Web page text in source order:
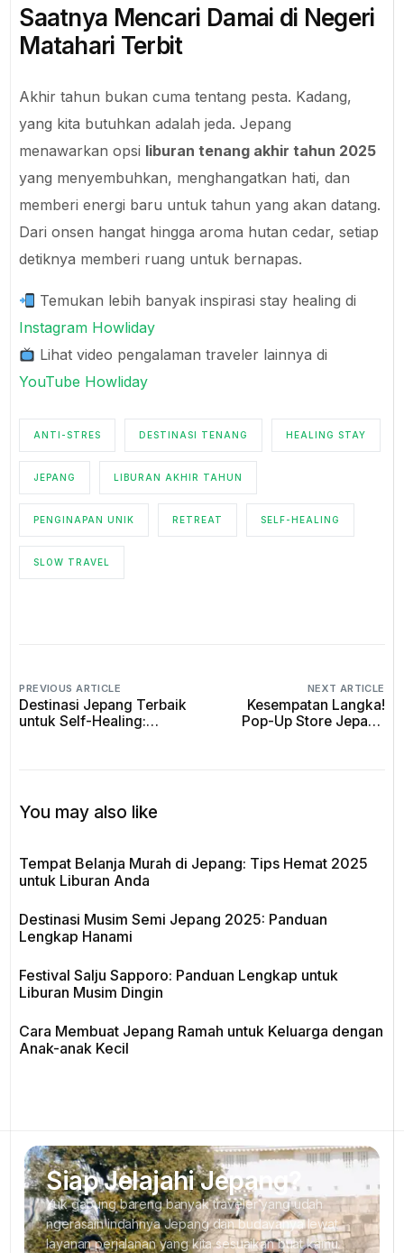
Saatnya Mencari Damai di Negeri
Matahari Terbit
Akhir tahun bukan cuma tentang pesta. Kadang,
yang kita butuhkan adalah jeda. Jepang
menawarkan opsi liburan tenang akhir tahun 2025
yang menyembuhkan, menghangatkan hati, dan
memberi energi baru untuk tahun yang akan datang.
Dari onsen hangat hingga aroma hutan cedar, setiap
detiknya memberi ruang untuk bernapas.
Temukan lebih banyak inspirasi stay healing di
Instagram Howliday
Lihat video pengalaman traveler lainnya di
YouTube Howliday
ANTI-STRES DESTINASI TENANG HEALING STAY
JEPANG LIBURAN AKHIR TAHUN
PENGINAPAN UNIK RETREAT SELF-HEALING
SLOW TRAVEL
PREVIOUS ARTICLE
Destinasi Jepang Terbaik
untuk Self-Healing:
NEXT ARTICLE
Kesempatan Langka!
Pop-Up Store Jepang
You may also like
Tempat Belanja Murah di Jepang: Tips Hemat 2025
untuk Liburan Anda
Destinasi Musim Semi Jepang 2025: Panduan
Lengkap Hanami
Festival Salju Sapporo: Panduan Lengkap untuk
Liburan Musim Dingin
Cara Membuat Jepang Ramah untuk Keluarga dengan
Anak-anak Kecil
Siap Jelajahi Jepang?
Yuk gabung bareng banyak traveler yang udah
ngerasain indahnya Jepang dan budayanya lewat
layanan perjalanan yang kita sesuaikan buat kamu.